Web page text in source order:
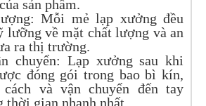
sản phẩm.
Mỗi mẻ lạp xưởng đều
lưỡng về mặt chất lượng và an
ra thị trường.
chuyển: Lạp xưởng sau khi
đóng gói trong bao bì kín,
cách và vận chuyển đến tay
thời gian nhanh nhất.